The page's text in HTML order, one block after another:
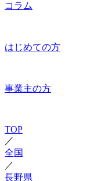
コラム
はじめての方
事業主の方
TOP
／
全国
／
長野県